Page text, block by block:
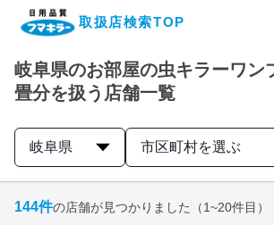
取扱店検索TOP
企業・IR情報サイト
製品情報サイト
岐阜県のお部屋の虫キラーワン
畳分を扱う店舗一覧
岐阜県 市区町村を選ぶ
144件の店舗が見つかりました （1~20件目）